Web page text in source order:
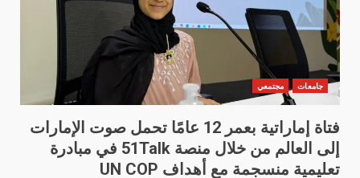
جامعات مجتمعي
فتاة إماراتية بعمر 12 عامًا تحمل صوت الإمارات
إلى العالم من خلال منصة 51Talk في مبادرة
تعليمية منسجمة مع أهداف UN COP